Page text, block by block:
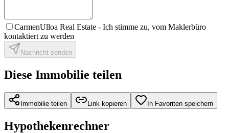
CarmenUlloa Real Estate - Ich stimme zu, vom Maklerbüro
kontaktiert zu werden
Nachricht senden
Diese Immobilie teilen
Immobilie teilen Link kopieren In Favoriten speichern
Hypothekenrechner